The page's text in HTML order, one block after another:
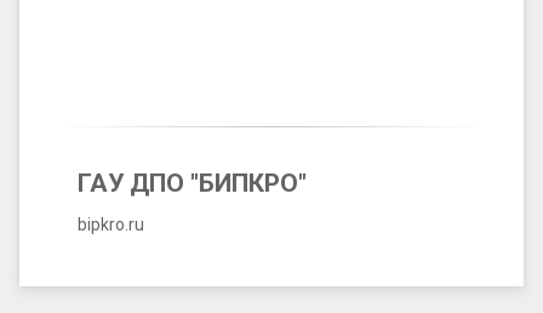
ГАУ ДПО "БИПКРО"
bipkro.ru